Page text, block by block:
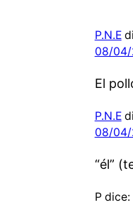
P.N.E
08/04/
El
P.N.E
08/04/
“él”
P dice: